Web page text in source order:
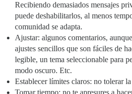
Recibiendo demasiados mensajes
puede deshabilitarlos, al menos
comunidad se adapta.
Ajustar: algunos comentarios,
ajustes sencillos que son fáciles de
legible, un tema seleccionable para
modo oscuro. Etc.
Establecer límites claros: no tolerar